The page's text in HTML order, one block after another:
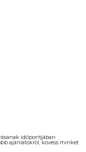
időpontjában
ajánlatokról, kövess minket